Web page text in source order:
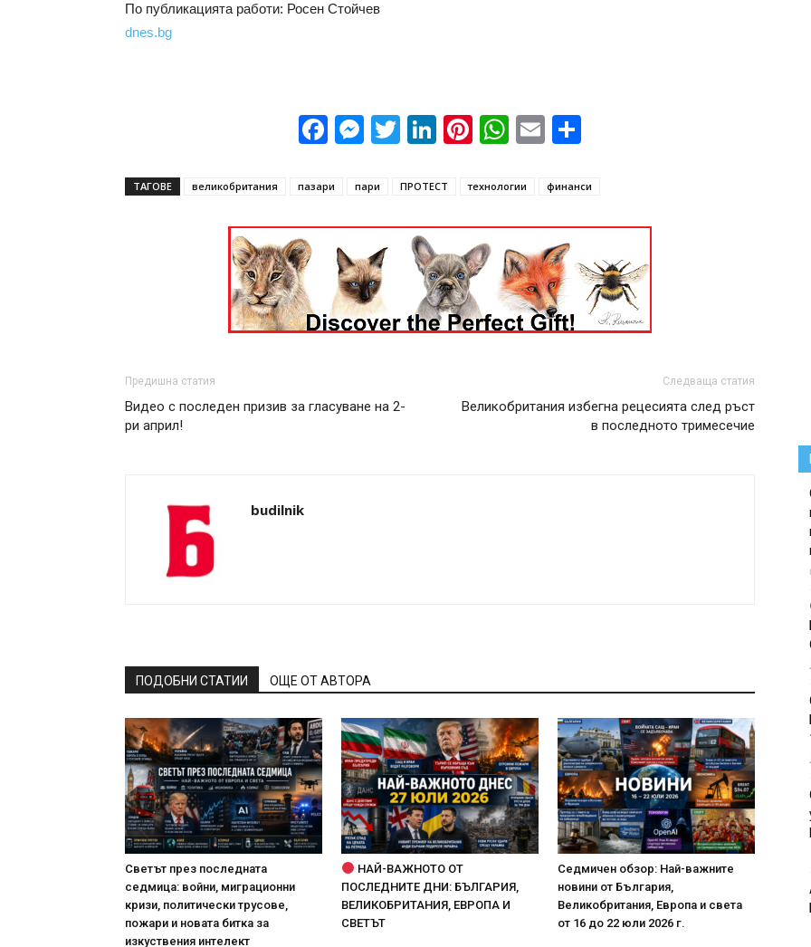
По публикацията работи: Росен Стойчев
dnes.bg
Facebook
Messenger
Twitter
LinkedIn
Pinterest
WhatsApp
Email
ТАГОВЕ великобритания пазари пари ПРОТЕСТ технологии финанси
Предишна статия
Видео с последен призив за гласуване на 2-
ри април!
Следваща статия
Великобритания избегна рецесията след ръст
в последното тримесечие
budilnik
ПОДОБНИ СТАТИИ ОЩЕ ОТ АВТОРА
Светът през последната
седмица: войни, миграционни
кризи, политически трусове,
пожари и новата битка за
изкуствения интелект
НАЙ-ВАЖНОТО ОТ
ПОСЛЕДНИТЕ ДНИ: БЪЛГАРИЯ,
ВЕЛИКОБРИТАНИЯ, ЕВРОПА И
СВЕТЪТ
Седмичен обзор: Най-важните
новини от България,
Великобритания, Европа и света
от 16 до 22 юли 2026 г.